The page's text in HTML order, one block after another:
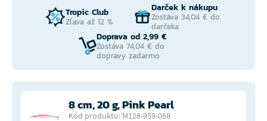
Tropic Club
Zľava až 12 %
Darček k nákupu
Zostáva 34,04 € do
darčeka
Doprava od 2,99 €
Zostáva 74,04 € do
dopravy zadarmo
8 cm, 20 g, Pink Pearl
Kód produktu: M128-959-068